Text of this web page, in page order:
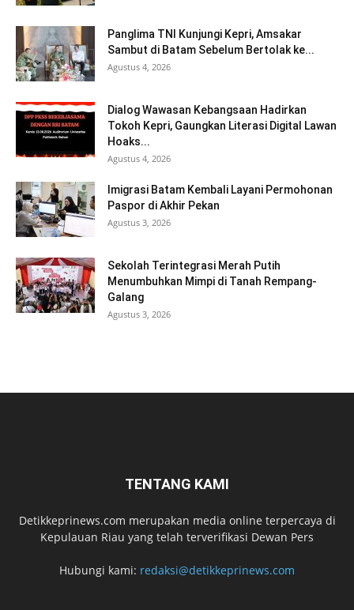
Panglima TNI Kunjungi Kepri, Amsakar
Sambut di Batam Sebelum Bertolak ke...
Agustus 4, 2026
Dialog Wawasan Kebangsaan Hadirkan
Tokoh Kepri, Gaungkan Literasi Digital Lawan
Hoaks...
Agustus 4, 2026
Imigrasi Batam Kembali Layani Permohonan
Paspor di Akhir Pekan
Agustus 3, 2026
Sekolah Terintegrasi Merah Putih
Menumbuhkan Mimpi di Tanah Rempang-
Galang
Agustus 3, 2026
TENTANG KAMI
Detikkeprinews.com merupakan media online terpercaya di
Kepulauan Riau yang telah terverifikasi Dewan Pers
Hubungi kami: redaksi@detikkeprinews.com